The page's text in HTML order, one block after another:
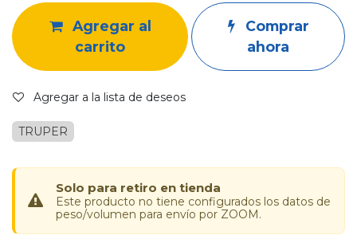
Agregar al
carrito
Comprar
ahora
Agregar a la lista de deseos
TRUPER
Solo para retiro en tienda
Este producto no tiene configurados los datos de
peso/volumen para envío por ZOOM.